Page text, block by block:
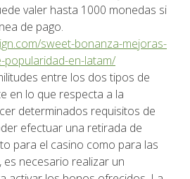
valer hasta 1000 monedas si
de pago.
sweet-bonanza-mejoras-
popularidad-en-latam/
entre los dos tipos de
en lo que respecta a la
determinados requisitos de
efectuar una retirada de
para el casino como para las
necesario realizar un